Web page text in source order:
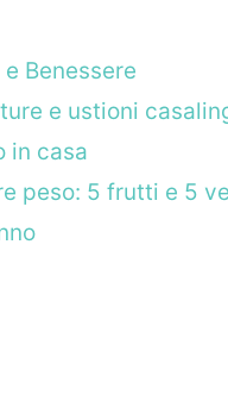
Benessere
e ustioni
in casa
peso: 5 frutti e 5